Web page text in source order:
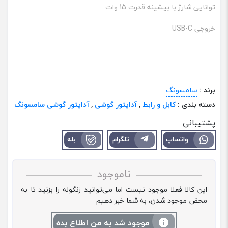
توانایی شارژ با بیشینه قدرت 15 وات
خروجی USB-C
برند : سامسونگ
دسته بندی :کابل و رابط ,آداپتور گوشی ,آداپتور گوشی سامسونگ
پشتیبانی
واتساپ تلگرام بله
ناموجود
این کالا فعلا موجود نیست اما می‌توانید زنگوله را بزنید تا به
محض موجود شدن، به شما خبر دهیم
موجود شد به من اطلاع بده